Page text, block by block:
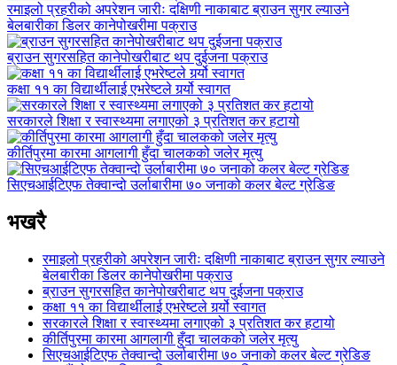
रमाइलो प्रहरीको अपरेशन जारीः दक्षिणी नाकाबाट ब्राउन सुगर ल्याउने
बेलबारीका डिलर कानेपोखरीमा पक्राउ
ब्राउन सुगरसहित कानेपोखरीबाट थप दुईजना पक्राउ
कक्षा ११ का विद्यार्थीलाई एभरेष्टले गर्र्यो स्वागत
सरकारले शिक्षा र स्वास्थ्यमा लगाएको ३ प्रतिशत कर हटायो
कीर्तिपुरमा कारमा आगलागी हुँदा चालकको जलेर मृत्यु
सिएचआईटिएफ तेक्वान्दो उर्लाबारीमा ७० जनाको कलर बेल्ट ग्रेडिङ
भखरै
रमाइलो प्रहरीको अपरेशन जारीः दक्षिणी नाकाबाट ब्राउन सुगर ल्याउने
बेलबारीका डिलर कानेपोखरीमा पक्राउ
ब्राउन सुगरसहित कानेपोखरीबाट थप दुईजना पक्राउ
कक्षा ११ का विद्यार्थीलाई एभरेष्टले गर्र्यो स्वागत
सरकारले शिक्षा र स्वास्थ्यमा लगाएको ३ प्रतिशत कर हटायो
कीर्तिपुरमा कारमा आगलागी हुँदा चालकको जलेर मृत्यु
सिएचआईटिएफ तेक्वान्दो उर्लाबारीमा ७० जनाको कलर बेल्ट ग्रेडिङ